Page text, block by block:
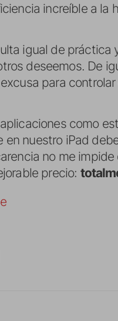
increíble a la
igual de
deseemos. De
para
como
en nuestro iPad
no me
precio: